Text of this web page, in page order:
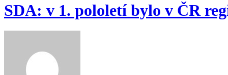
SDA: v 1. pololetí bylo v ČR